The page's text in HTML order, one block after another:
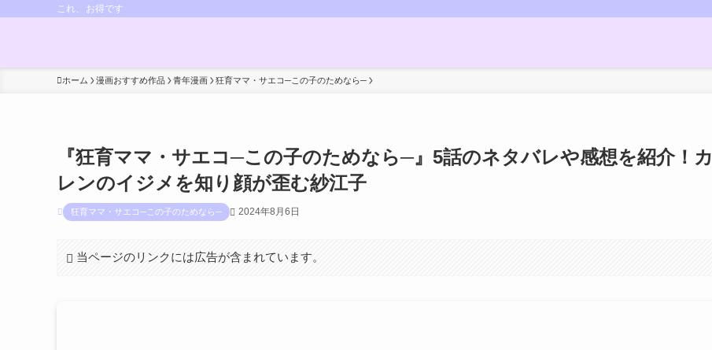
これ、お得です
ホーム 漫画おすすめ作品 青年漫画 狂育ママ・サエコ─この子のためなら─
『狂育ママ・サエコ─この子のためなら─』5話のネタバレや感想を紹介！カ
レンのイジメを知り顔が歪む紗江子
狂育ママ・サエコ─この子のためなら─ 2024年8月6日
当ページのリンクには広告が含まれています。